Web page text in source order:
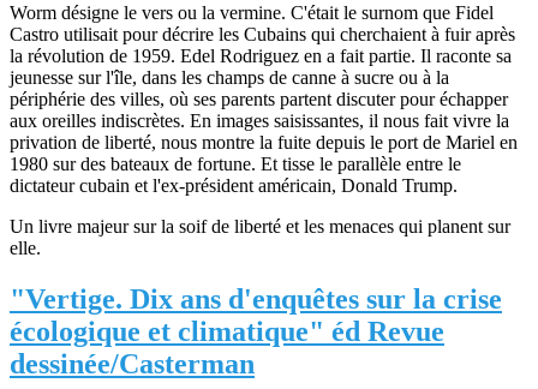
Worm désigne le vers ou la vermine. C'était le surnom que Fidel
Castro utilisait pour décrire les Cubains qui cherchaient à fuir après
la révolution de 1959. Edel Rodriguez en a fait partie. Il raconte sa
jeunesse sur l'île, dans les champs de canne à sucre ou à la
périphérie des villes, où ses parents partent discuter pour échapper
aux oreilles indiscrètes. En images saisissantes, il nous fait vivre la
privation de liberté, nous montre la fuite depuis le port de Mariel en
1980 sur des bateaux de fortune. Et tisse le parallèle entre le
dictateur cubain et l'ex-président américain, Donald Trump.
Un livre majeur sur la soif de liberté et les menaces qui planent sur
elle.
"Vertige. Dix ans d'enquêtes sur la crise
écologique et climatique" éd Revue
dessinée/Casterman